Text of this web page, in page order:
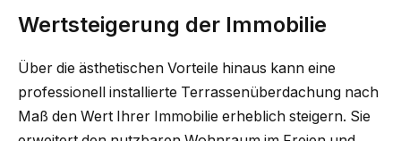
Wertsteigerung der Immobilie
Über die ästhetischen Vorteile hinaus kann eine
professionell installierte Terrassenüberdachung nach
Maß den Wert Ihrer Immobilie erheblich steigern. Sie